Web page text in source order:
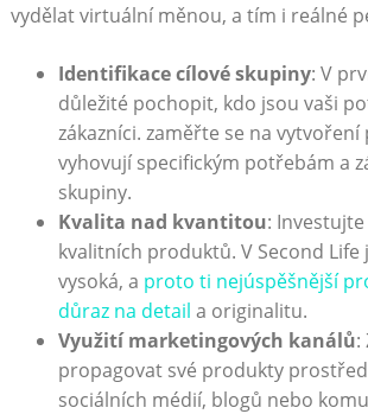
vydělat virtuální měnou, a tím i reálné
Identifikace cílové skupiny: V
důležité pochopit, kdo jsou vaši
zákazníci. zaměřte se na
vyhovují specifickým potřebám a
skupiny.
Kvalita nad kvantitou:
kvalitních produktů. V Second Life
vysoká, a proto ti nejúspěšnější
důraz na detail a originalitu.
Využití marketingových kanálů:
propagovat své produkty
sociálních médií, blogů nebo